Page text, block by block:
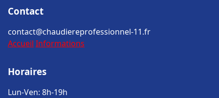
Contact
contact@chaudiereprofessionnel-11.fr
Accueil Informations
Horaires
Lun-Ven: 8h-19h